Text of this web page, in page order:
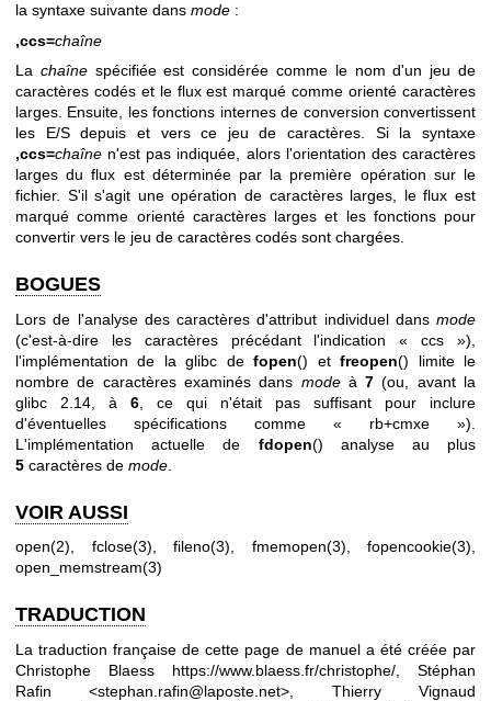
la syntaxe suivante dans mode :
,ccs=chaîne
La chaînespécifiée est considérée comme le nom d'un jeu de
caractères codés et le flux est marqué comme orienté caractères
larges. Ensuite, les fonctions internes de conversion convertissent
les E/S depuis et vers ce jeu de caractères. Si la syntaxe
,ccs=chaîne n'est pas indiquée, alors l'orientation des caractères
larges du flux est déterminée par la première opération sur le
fichier. S'il s'agit une opération de caractères larges, le flux est
marqué comme orienté caractères larges et les fonctions pour
convertir vers le jeu de caractères codés sont chargées.
BOGUES
Lors de l'analyse des caractères d'attribut individuel dans mode
(c'est-à-dire les caractères précédant l'indication « ccs »),
l'implémentation de la glibc defopen() etfreopen() limite le
nombre de caractères examinés dans modeà7 (ou, avant la
glibc 2.14, à 6 , ce qui n'était pas suffisant pour inclure
d'éventuelles spécifications comme « rb+cmxe »).
L'implémentation actuelle de fdopen() analyse au plus
5 caractères de mode
VOIR AUSSI
open(2) fclose(3) fileno(3) fmemopen(3) fopencookie(3)
open_memstream(3)
TRADUCTION
La traduction française de cette page de manuel a été créée par
Christophe Blaess https://www.blaess.fr/christophe/ , Stéphan
Rafin <stephan.rafin@laposte.net>, Thierry Vignaud